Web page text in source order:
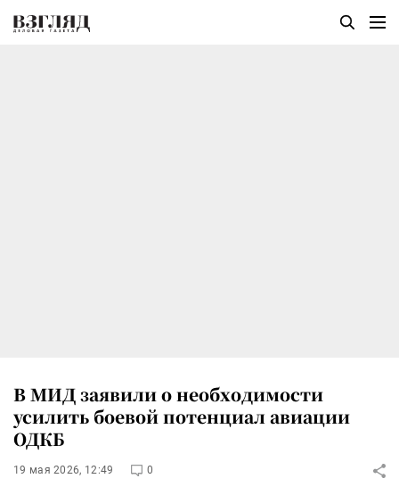
В МИД заявили о необходимости
усилить боевой потенциал авиации
ОДКБ
19 мая 2026, 12:49 0